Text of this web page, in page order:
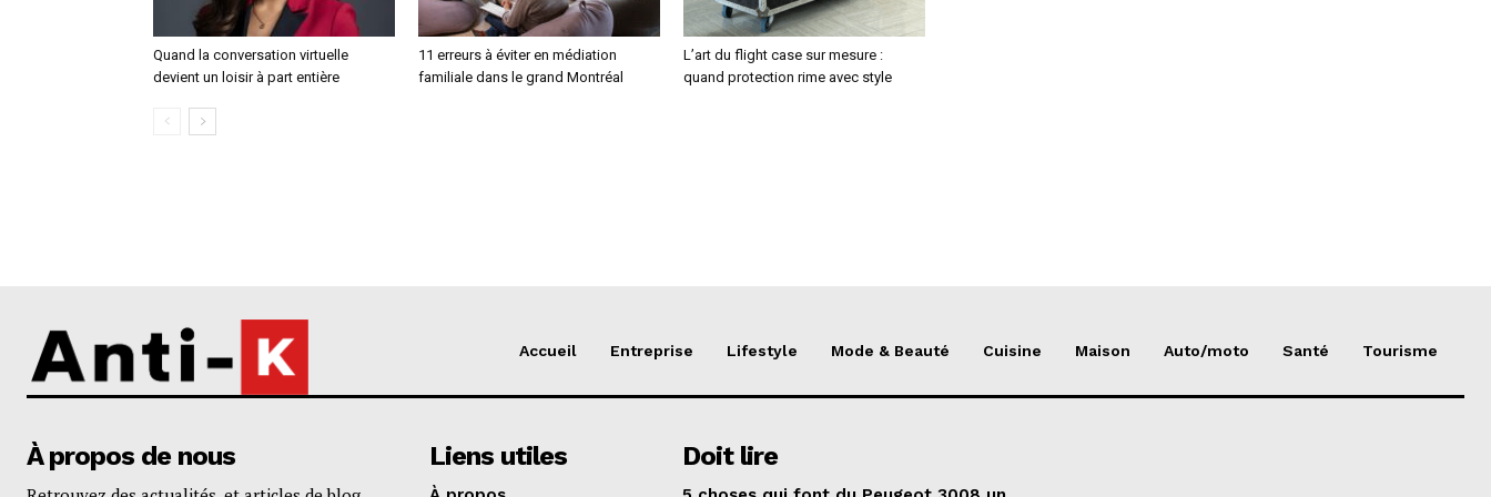
Quand la conversation virtuelle
devient un loisir à part entière
11 erreurs à éviter en médiation
familiale dans le grand Montréal
L’art du flight case sur mesure :
quand protection rime avec style
Accueil Entreprise Lifestyle Mode & Beauté Cuisine Maison Auto/moto Santé Tourisme
À propos de nous Liens utiles Doit lire